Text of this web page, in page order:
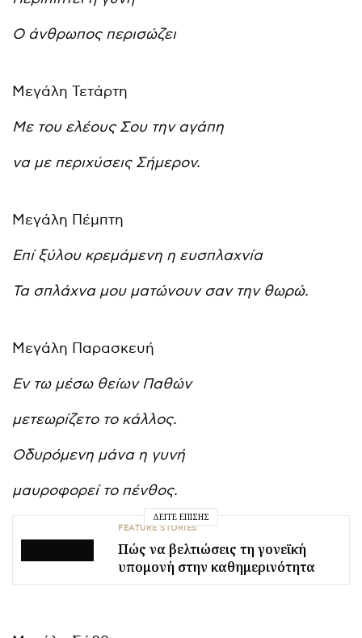
Ο άνθρωπος περισώζει
Μεγάλη Τετάρτη
Με του ελέους Σου την αγάπη
να με περιχύσεις Σήμερον.
Μεγάλη Πέμπτη
Επί ξύλου κρεμάμενη η ευσπλαχνία
Τα σπλάχνα μου ματώνουν σαν την θωρώ.
Μεγάλη Παρασκευή
Εν τω μέσω θείων Παθών
μετεωρίζετο το κάλλος.
Οδυρόμενη μάνα η γυνή
μαυροφορεί το πένθος.
ΔΕΊΤΕ ΕΠΊΣΗΣ
FEATURE STORIES
Πώς να βελτιώσεις τη γονεϊκή
υπομονή στην καθημερινότητα